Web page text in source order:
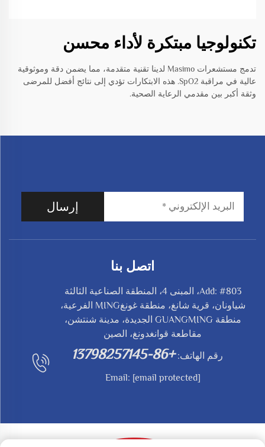
تكنولوجيا مبتكرة لأداء محسن
تدمج مستشعرات Masimo لدينا تقنية متقدمة، مما يضمن دقة وموثوقية
عالية في مراقبة SpO2. هذه الابتكارات تؤدي إلى نتائج أفضل للمرضى
وثقة أكبر بين مقدمي الرعاية الصحية.
إرسال
اتصل بنا
Add: #803، المبنى 4، المنطقة الصناعية الثالثة
شياونان، قرية شانغ، منطقة غونغMING الفرعية،
منطقة GUANGMING الجديدة، مدينة شنتشن،
مقاطعة قوانغدونغ، الصين
رقم الهاتف: +86-13798257145
Email: [email protected]